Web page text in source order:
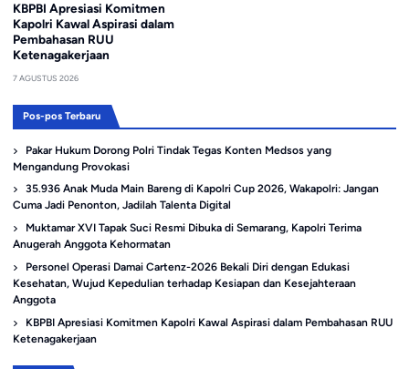
KBPBI Apresiasi Komitmen
Kapolri Kawal Aspirasi dalam
Pembahasan RUU
Ketenagakerjaan
7 AGUSTUS 2026
Pos-pos Terbaru
Pakar Hukum Dorong Polri Tindak Tegas Konten Medsos yang
Mengandung Provokasi
35.936 Anak Muda Main Bareng di Kapolri Cup 2026, Wakapolri: Jangan
Cuma Jadi Penonton, Jadilah Talenta Digital
Muktamar XVI Tapak Suci Resmi Dibuka di Semarang, Kapolri Terima
Anugerah Anggota Kehormatan
Personel Operasi Damai Cartenz-2026 Bekali Diri dengan Edukasi
Kesehatan, Wujud Kepedulian terhadap Kesiapan dan Kesejahteraan
Anggota
KBPBI Apresiasi Komitmen Kapolri Kawal Aspirasi dalam Pembahasan RUU
Ketenagakerjaan